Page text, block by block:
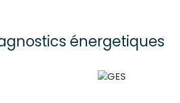
si vous souhaitez visiter ce
énergetiques